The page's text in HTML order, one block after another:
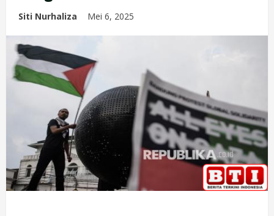
Siti Nurhaliza Mei 6, 2025